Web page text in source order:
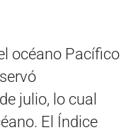
océano Pacífico
julio, lo cual
El Índice